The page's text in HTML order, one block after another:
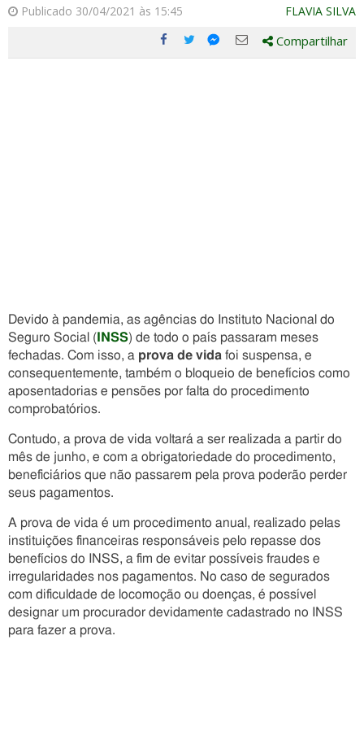
Publicado 30/04/2021 às 15:45 FLAVIA SILVA
Compartilhe
Compartilhe
Compartilhe
Compartilhe
Compartilhar
Devido à pandemia, as agências do Instituto Nacional do
Seguro Social ( INSS) de todo o país passaram meses
fechadas. Com isso, a prova de vida foi suspensa, e
consequentemente, também o bloqueio de benefícios como
aposentadorias e pensões por falta do procedimento
comprobatórios.
Contudo, a prova de vida voltará a ser realizada a partir do
mês de junho, e com a obrigatoriedade do procedimento,
beneficiários que não passarem pela prova poderão perder
seus pagamentos.
A prova de vida é um procedimento anual, realizado pelas
instituições financeiras responsáveis pelo repasse dos
benefícios do INSS, a fim de evitar possíveis fraudes e
irregularidades nos pagamentos. No caso de segurados
com dificuldade de locomoção ou doenças, é possível
designar um procurador devidamente cadastrado no INSS
para fazer a prova.